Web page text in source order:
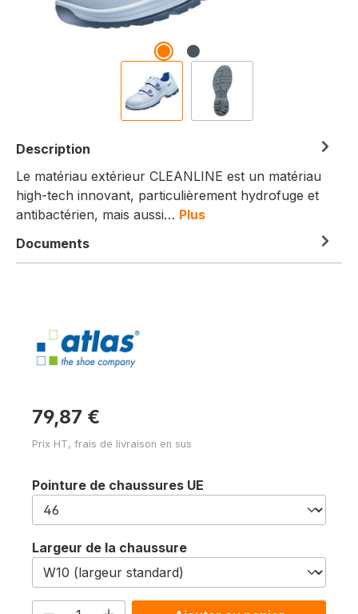
Description
Le matériau extérieur CLEANLINE est un matériau
high-tech innovant, particulièrement hydrofuge et
antibactérien, mais aussi… Plus
Documents
79,87 €
Prix HT, frais de livraison en sus
Sélectionnez
Pointure de chaussures UE
Sélectionnez
Largeur de la chaussure